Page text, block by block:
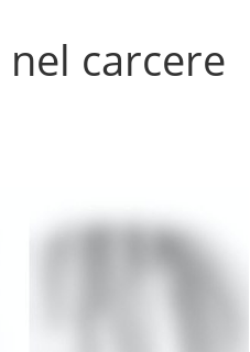
carcere